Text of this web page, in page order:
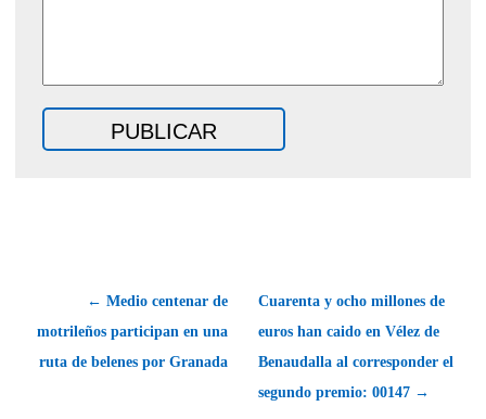
← Medio centenar de
motrileños participan en una
ruta de belenes por Granada
Cuarenta y ocho millones de
euros han caido en Vélez de
Benaudalla al corresponder el
segundo premio: 00147 →